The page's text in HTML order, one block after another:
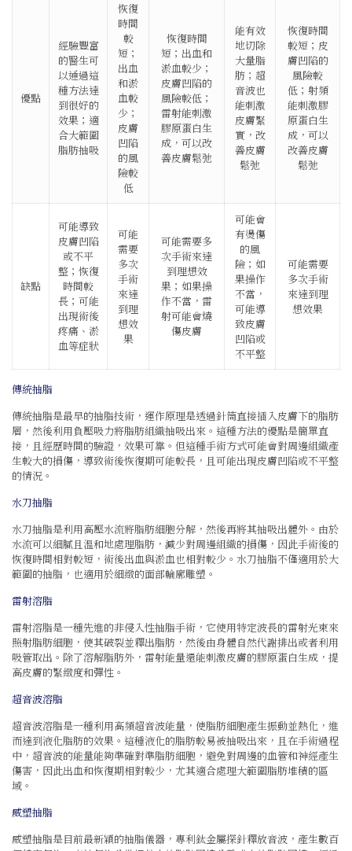
優點
經驗豐富
的醫生可
以通過這
種方法達
到很好的
效果；適
合大範圍
脂肪抽吸
恢復
時間
較
短；
出血
和淤
血較
少；
皮膚
凹陷
的風
險較
低
恢復時間
短；出血和
淤血較少；
皮膚凹陷的
風險較低；
雷射能刺激
膠原蛋白生
成，可以改
善皮膚鬆弛
能有效
地切除
大量脂
肪；超
音波也
能刺激
皮膚緊
實，改
善皮膚
鬆弛
恢復時間
較短；皮
膚凹陷的
風險較
低；射頻
能刺激膠
原蛋白生
成，可以
改善皮膚
鬆弛
缺點
可能導致
皮膚凹陷
或不平
整；恢復
時間較
長；可能
出現術後
疼痛、淤
血等症狀
可能
需要
多次
手術
來達
到理
想效
果
可能需要多
次手術來達
到理想效
果；如果操
作不當，雷
射可能會燒
傷皮膚
可能會
有燙傷
的風
險；如
果操作
不當，
可能導
致皮膚
凹陷或
不平整
可能需要
多次手術
來達到理
想效果
傳統抽脂
傳統抽脂是最早的抽脂技術，運作原理是透過針筒直接插入皮膚下的脂肪
層，然後利用負壓吸力將脂肪組織抽吸出來。這種方法的優點是簡單直
接，且經歷時間的驗證，效果可靠。但這種手術方式可能會對周邊組織產
生較大的損傷，導致術後恢復期可能較長，且可能出現皮膚凹陷或不平整
的情況。
水刀抽脂
水刀抽脂是利用高壓水流將脂肪細胞分解，然後再將其抽吸出體外。由於
水流可以細膩且溫和地處理脂肪，減少對周邊組織的損傷，因此手術後的
恢復時間相對較短，術後出血與淤血也相對較少。水刀抽脂不僅適用於大
範圍的抽脂，也適用於細緻的面部輪廓雕塑。
雷射溶脂
雷射溶脂是一種先進的非侵入性抽脂手術，它使用特定波長的雷射光束來
照射脂肪細胞，使其破裂並釋出脂肪，然後由身體自然代謝排出或者利用
吸管取出。除了溶解脂肪外，雷射能量還能刺激皮膚的膠原蛋白生成，提
高皮膚的緊緻度和彈性。
超音波溶脂
超音波溶脂是一種利用高頻超音波能量，使脂肪細胞產生振動並熱化，進
而達到液化脂肪的效果。這種液化的脂肪較易被抽吸出來，且在手術過程
中，超音波的能量能夠準確對準脂肪細胞，避免對周邊的血管和神經產生
傷害，因此出血和恢復期相對較少，尤其適合處理大範圍脂肪堆積的區
域。
威塑抽脂
威塑抽脂是目前最新穎的抽脂儀器，專利鈦金屬探針釋放音波，產生數百